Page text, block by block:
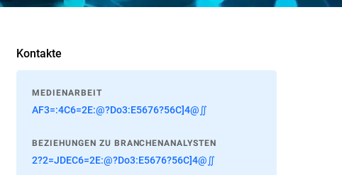
Kontakte
MEDIENARBEIT
AF3=:4C6=2E:@?Do3:E5676?56C]4@∬
BEZIEHUNGEN ZU BRANCHENANALYSTEN
2?2=JDEC6=2E:@?Do3:E5676?56C]4@∬